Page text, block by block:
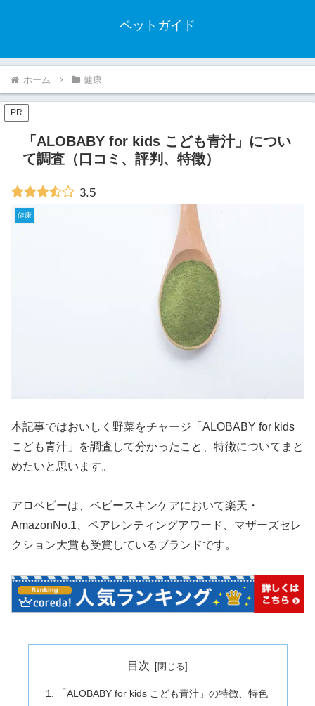
ペットガイド
ホーム 健康
PR
「ALOBABY for kids こども青汁」につい
て調査（口コミ、評判、特徴）
3.5
健康
本記事ではおいしく野菜をチャージ「ALOBABY for kids
こども青汁」を調査して分かったこと、特徴についてまと
めたいと思います。
アロベビーは、ベビースキンケアにおいて楽天・
AmazonNo.1、ペアレンティングアワード、マザーズセレ
クション大賞も受賞しているブランドです。
目次
「ALOBABY for kids こども青汁」の特徴、特色